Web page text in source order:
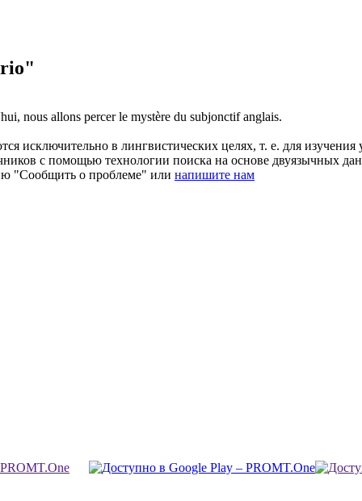
nous allons percer le mystère du subjonctif anglais.
исключительно в лингвистических целях, т. е. для
с помощью технологии поиска на основе двуязычных
"Сообщить о проблеме" или напишите нам